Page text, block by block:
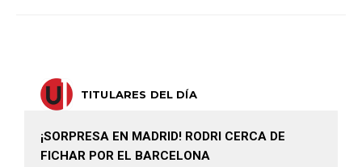
TITULARES DEL DÍA
¡SORPRESA EN MADRID! RODRI CERCA DE
FICHAR POR EL BARCELONA